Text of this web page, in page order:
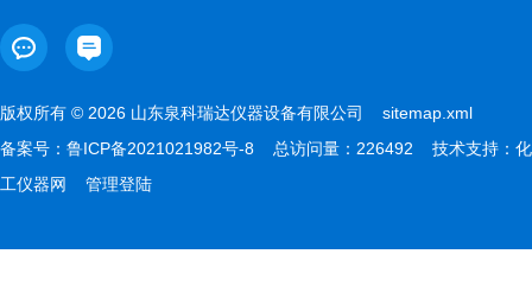
版权所有 © 2026 山东泉科瑞达仪器设备有限公司 sitemap.xml
备案号： 鲁ICP备2021021982号-8 总访问量：226492 技术支持： 化
工仪器网
管理登陆